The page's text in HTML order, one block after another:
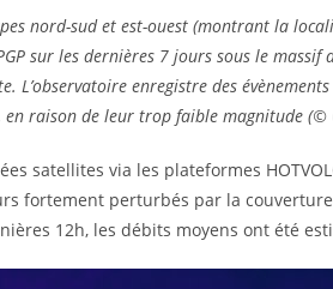
nord-sud et est-ouest (montrant la
sur les dernières 7 jours sous le
L’observatoire enregistre des
raison de leur trop faible magnitude (©
satellites via les plateformes
fortement perturbés par la
12h, les débits moyens ont été